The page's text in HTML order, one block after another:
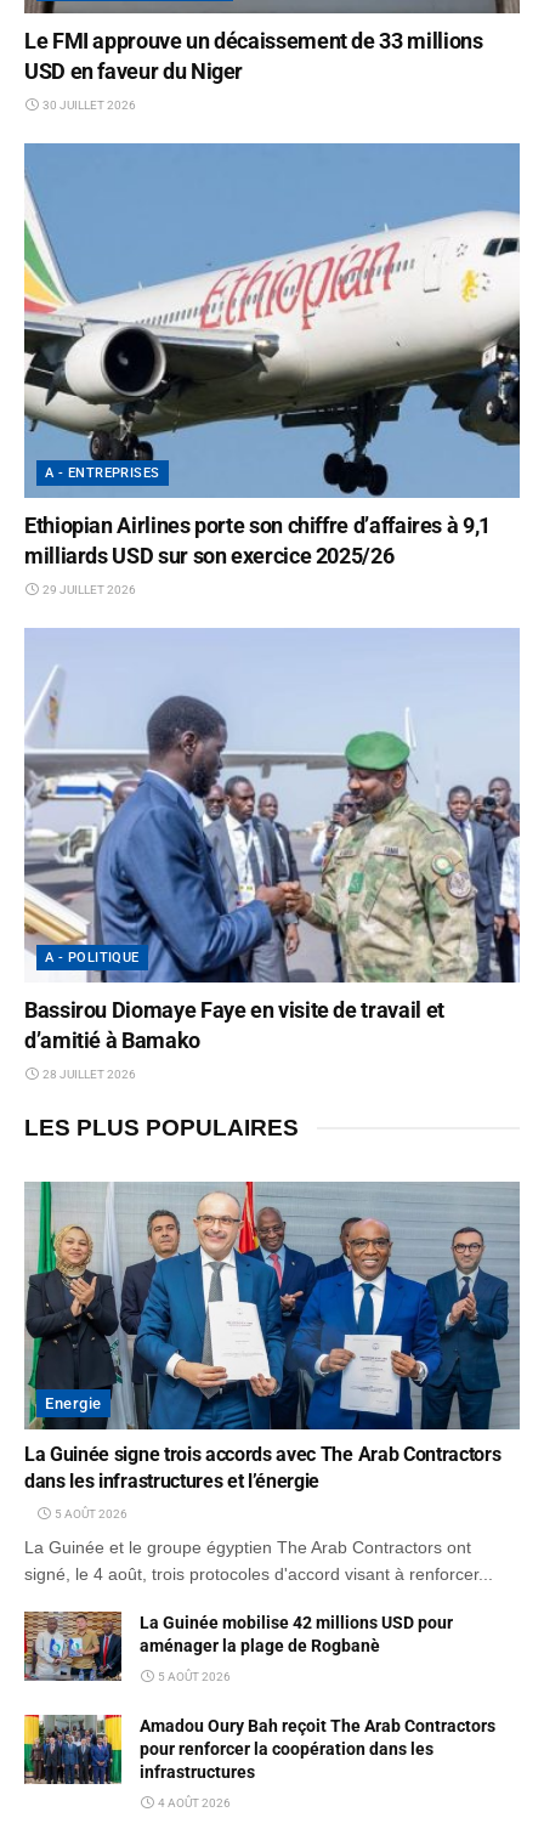
Le FMI approuve un décaissement de 33 millions
USD en faveur du Niger
30 JUILLET 2026
A - ENTREPRISES
Ethiopian Airlines porte son chiffre d’affaires à 9,1
milliards USD sur son exercice 2025/26
29 JUILLET 2026
A - POLITIQUE
Bassirou Diomaye Faye en visite de travail et
d’amitié à Bamako
28 JUILLET 2026
LES PLUS POPULAIRES
Energie
La Guinée signe trois accords avec The Arab Contractors
dans les infrastructures et l’énergie
5 AOÛT 2026
La Guinée et le groupe égyptien The Arab Contractors ont
signé, le 4 août, trois protocoles d'accord visant à renforcer...
La Guinée mobilise 42 millions USD pour
aménager la plage de Rogbanè
5 AOÛT 2026
Amadou Oury Bah reçoit The Arab Contractors
pour renforcer la coopération dans les
infrastructures
4 AOÛT 2026